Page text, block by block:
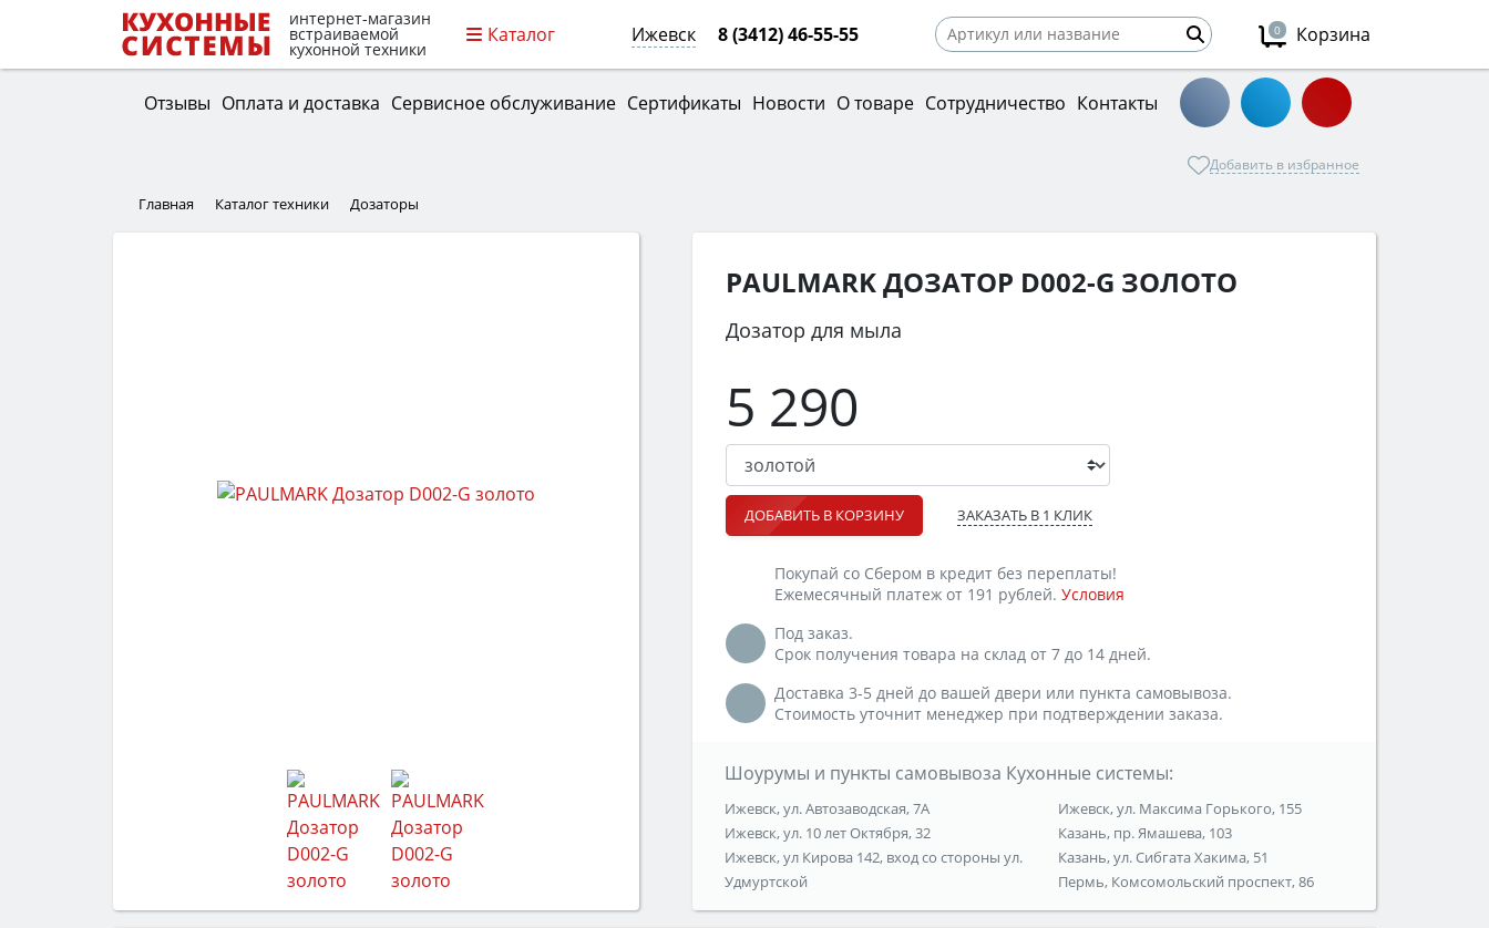
интернет-магазин
встраиваемой
кухонной техники
Каталог Ижевск 8 (3412) 46-55-55 0 Корзина
Отзывы Оплата и доставка Сервисное обслуживание Сертификаты Новости О товаре Сотрудничество Контакты
Добавить в избранное
Главная Каталог техники Дозаторы
PAULMARK ДОЗАТОР D002-G ЗОЛОТО
Дозатор для мыла
5 290
ДОБАВИТЬ В КОРЗИНУ ЗАКАЗАТЬ В 1 КЛИК
Покупай со Сбером в кредит без переплаты!
Ежемесячный платеж от 191 рублей. Условия
Под заказ.
Срок получения товара на склад от 7 до 14 дней.
Доставка 3-5 дней до вашей двери или пункта самовывоза.
Стоимость уточнит менеджер при подтверждении заказа.
Шоурумы и пункты самовывоза Кухонные системы:
Ижевск, ул. Автозаводская, 7А
Ижевск, ул. 10 лет Октября, 32
Ижевск, ул Кирова 142, вход со стороны ул.
Удмуртской
Ижевск, ул. Максима Горького, 155
Казань, пр. Ямашева, 103
Казань, ул. Сибгата Хакима, 51
Пермь, Комсомольский проспект, 86